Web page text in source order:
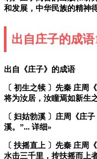
和发展，中华民族的精神
出自庄子的成语
出自《庄子》的成语
〔 初生之犊 〕先秦 庄周
将为汝居，汝瞳焉如新生
〔 妇姑勃溪 〕庄周《庄
溪。”... 详细»
〔 扶摇直上 〕先秦 庄周
水击三千里，抟扶摇而上